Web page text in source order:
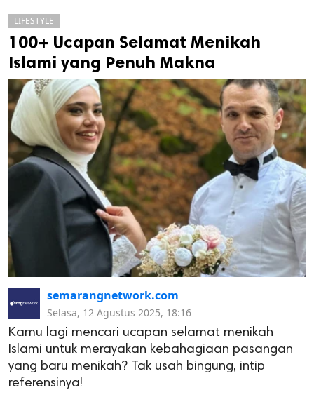
cipta.
LIFESTYLE
100+ Ucapan Selamat Menikah
Islami yang Penuh Makna
semarangnetwork.com
Selasa, 12 Agustus 2025, 18:16
Kamu lagi mencari ucapan selamat menikah
Islami untuk merayakan kebahagiaan pasangan
yang baru menikah? Tak usah bingung, intip
referensinya!